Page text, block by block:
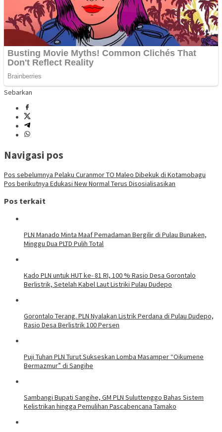
Sebarkan
Navigasi pos
Pos sebelumnya Pelaku Curanmor TO Maleo Dibekuk di Kotamobagu
Pos berikutnya Edukasi New Normal Terus Disosialisasikan
Pos terkait
PLN Manado Minta Maaf Pemadaman Bergilir di Pulau Bunaken,
Minggu Dua PLTD Pulih Total
Kado PLN untuk HUT ke- 81 RI, 100 % Rasio Desa Gorontalo
Berlistrik, Setelah Kabel Laut Listriki Pulau Dudepo
Gorontalo Terang. PLN Nyalakan Listrik Perdana di Pulau Dudepo,
Rasio Desa Berlistrik 100 Persen
Puji Tuhan PLN Turut Sukseskan Lomba Masamper “Oikumene
Bermazmur” di Sangihe
Sambangi Bupati Sangihe, GM PLN Suluttenggo Bahas Sistem
Kelistrikan hingga Pemulihan Pascabencana Tamako